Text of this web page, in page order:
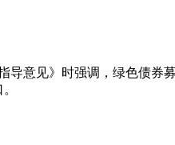
导意见》时强调，绿色债